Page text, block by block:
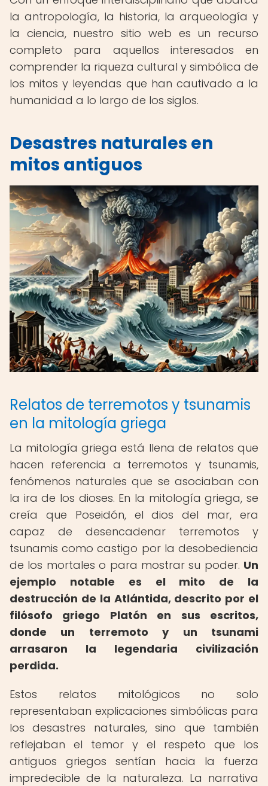
la antropología, la historia, la arqueología y
la ciencia, nuestro sitio web es un recurso
completo para aquellos interesados en
comprender la riqueza cultural y simbólica de
los mitos y leyendas que han cautivado a la
humanidad a lo largo de los siglos.
Desastres naturales en
mitos antiguos
Relatos de terremotos y tsunamis
en la mitología griega
La mitología griega está llena de relatos que
hacen referencia a terremotos y tsunamis,
fenómenos naturales que se asociaban con
la ira de los dioses. En la mitología griega, se
creía que Poseidón, el dios del mar, era
capaz de desencadenar terremotos y
tsunamis como castigo por la desobediencia
de los mortales o para mostrar su poder. Un
ejemplo notable es el mito de la
destrucción de la Atlántida, descrito por el
filósofo griego Platón en sus escritos,
donde un terremoto y un tsunami
arrasaron la legendaria civilización
perdida.
Estos relatos mitológicos no solo
representaban explicaciones simbólicas para
los desastres naturales, sino que también
reflejaban el temor y el respeto que los
antiguos griegos sentían hacia la fuerza
impredecible de la naturaleza. La narrativa